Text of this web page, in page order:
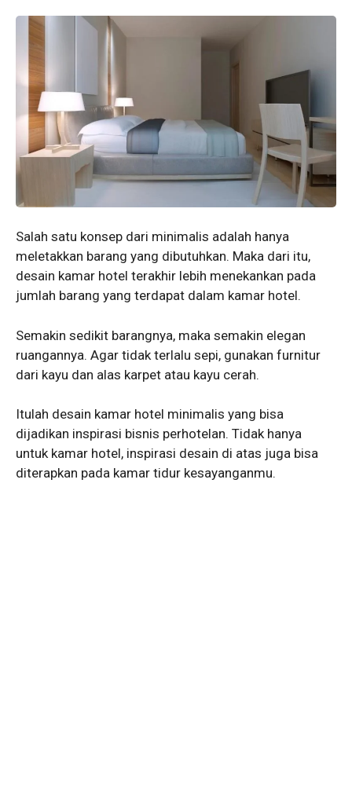
Salah satu konsep dari minimalis adalah hanya
meletakkan barang yang dibutuhkan. Maka dari itu,
desain kamar hotel terakhir lebih menekankan pada
jumlah barang yang terdapat dalam kamar hotel.
Semakin sedikit barangnya, maka semakin elegan
ruangannya. Agar tidak terlalu sepi, gunakan furnitur
dari kayu dan alas karpet atau kayu cerah.
Itulah desain kamar hotel minimalis yang bisa
dijadikan inspirasi bisnis perhotelan. Tidak hanya
untuk kamar hotel, inspirasi desain di atas juga bisa
diterapkan pada kamar tidur kesayanganmu.